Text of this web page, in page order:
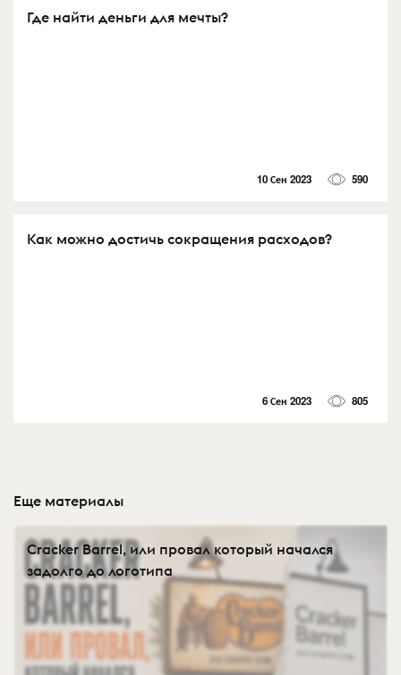
Где найти деньги для мечты?
10 Сен 2023 590
Как можно достичь сокращения расходов?
6 Сен 2023 805
Еще материалы
Cracker Barrel, или провал который начался
задолго до логотипа